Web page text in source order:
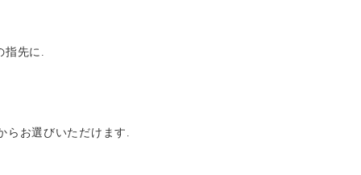
指先に.
らお選びいただけます.